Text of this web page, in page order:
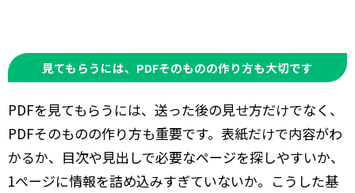
見てもらうには、PDFそのものの作り方も大切です
PDFを見てもらうには、送った後の見せ方だけでなく、
PDFそのものの作り方も重要です。表紙だけで内容がわ
かるか、目次や見出しで必要なページを探しやすいか、
1ページに情報を詰め込みすぎていないか。こうした基